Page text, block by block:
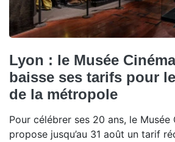
Lyon : le Musée
baisse ses tarifs pour
de la métropole
Pour célébrer ses 20 ans, le Musée
propose jusqu’au 31 août un tarif